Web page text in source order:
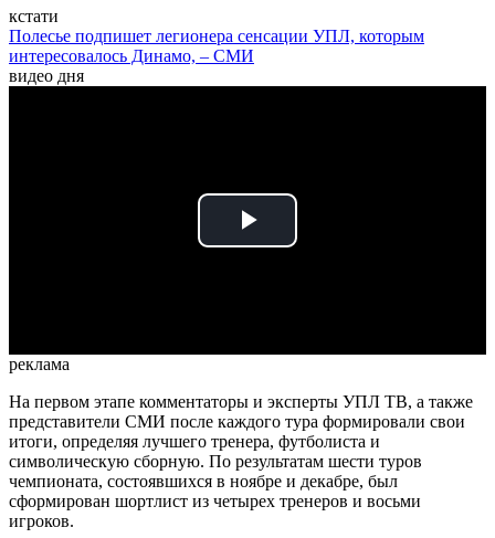
кстати
Полесье подпишет легионера сенсации УПЛ, которым
интересовалось Динамо, – СМИ
видео дня
Play
реклама
На первом этапе комментаторы и эксперты УПЛ ТВ, а также
представители СМИ после каждого тура формировали свои
итоги, определяя лучшего тренера, футболиста и
символическую сборную. По результатам шести туров
чемпионата, состоявшихся в ноябре и декабре, был
сформирован шортлист из четырех тренеров и восьми
игроков.